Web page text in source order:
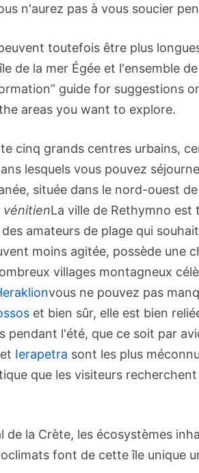
n'aurez pas à vous soucier
toutefois être plus
de la mer Égée et l'ensemble
guide for suggestions
areas you want to explore.
cinq grands centres urbains,
lesquels vous pouvez
située dans le nord-ouest
vénitienLa ville de Rethymno est
amateurs de plage qui
moins agitée, possède une
villages montagneux
vous ne pouvez pas
et bien sûr, elle est bien
pendant l'été, que ce soit par
et Ierapetra sont les plus
que les visiteurs
de la Crète, les écosystèmes
font de cette île unique